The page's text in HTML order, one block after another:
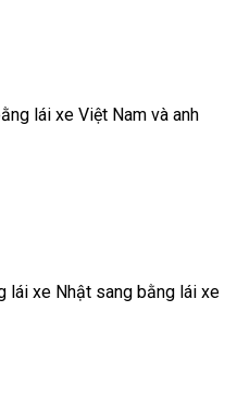
lái xe Việt Nam và anh
lái xe Nhật sang bằng lái xe